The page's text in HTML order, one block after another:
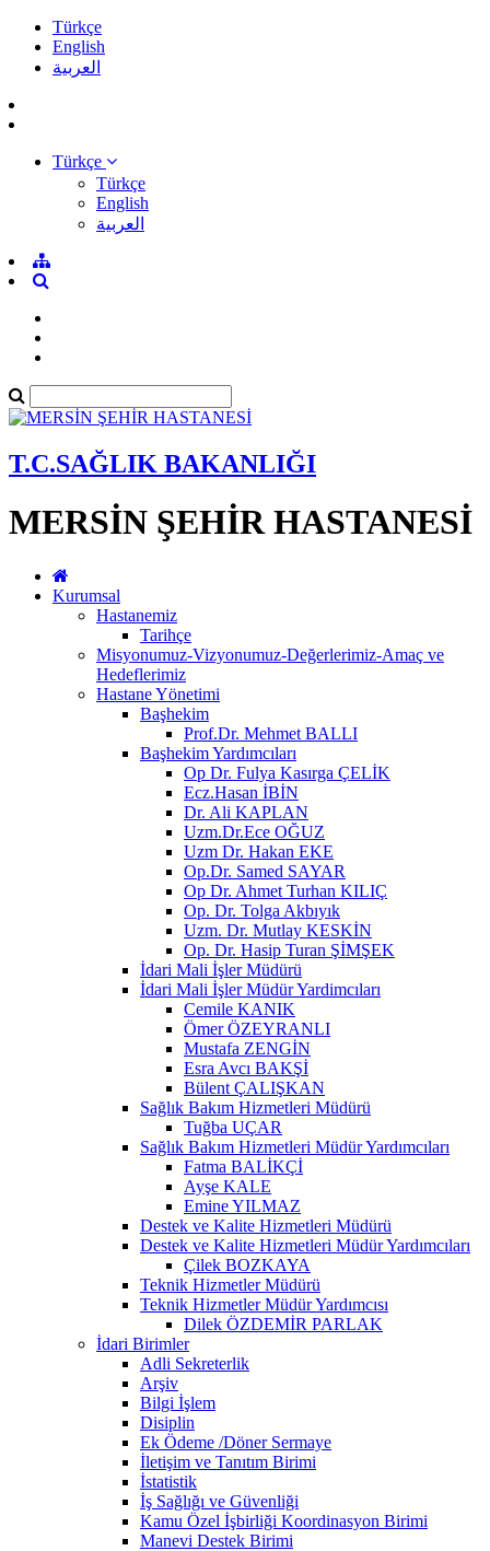
Türkçe
English
العربية
Türkçe
Türkçe
English
العربية
T.C.SAĞLIK BAKANLIĞI
MERSİN ŞEHİR HASTANESİ
Kurumsal
Hastanemiz
Tarihçe
Misyonumuz-Vizyonumuz-Değerlerimiz-Amaç ve
Hedeflerimiz
Hastane Yönetimi
Başhekim
Prof.Dr. Mehmet BALLI
Başhekim Yardımcıları
Op Dr. Fulya Kasırga ÇELİK
Ecz.Hasan İBİN
Dr. Ali KAPLAN
Uzm.Dr.Ece OĞUZ
Uzm Dr. Hakan EKE
Op.Dr. Samed SAYAR
Op Dr. Ahmet Turhan KILIÇ
Op. Dr. Tolga Akbıyık
Uzm. Dr. Mutlay KESKİN
Op. Dr. Hasip Turan ŞİMŞEK
İdari Mali İşler Müdürü
İdari Mali İşler Müdür Yardimcıları
Cemile KANIK
Ömer ÖZEYRANLI
Mustafa ZENGİN
Esra Avcı BAKŞİ
Bülent ÇALIŞKAN
Sağlık Bakım Hizmetleri Müdürü
Tuğba UÇAR
Sağlık Bakım Hizmetleri Müdür Yardımcıları
Fatma BALİKÇİ
Ayşe KALE
Emine YILMAZ
Destek ve Kalite Hizmetleri Müdürü
Destek ve Kalite Hizmetleri Müdür Yardımcıları
Çilek BOZKAYA
Teknik Hizmetler Müdürü
Teknik Hizmetler Müdür Yardımcısı
Dilek ÖZDEMİR PARLAK
İdari Birimler
Adli Sekreterlik
Arşiv
Bilgi İşlem
Disiplin
Ek Ödeme /Döner Sermaye
İletişim ve Tanıtım Birimi
İstatistik
İş Sağlığı ve Güvenliği
Kamu Özel İşbirliği Koordinasyon Birimi
Manevi Destek Birimi